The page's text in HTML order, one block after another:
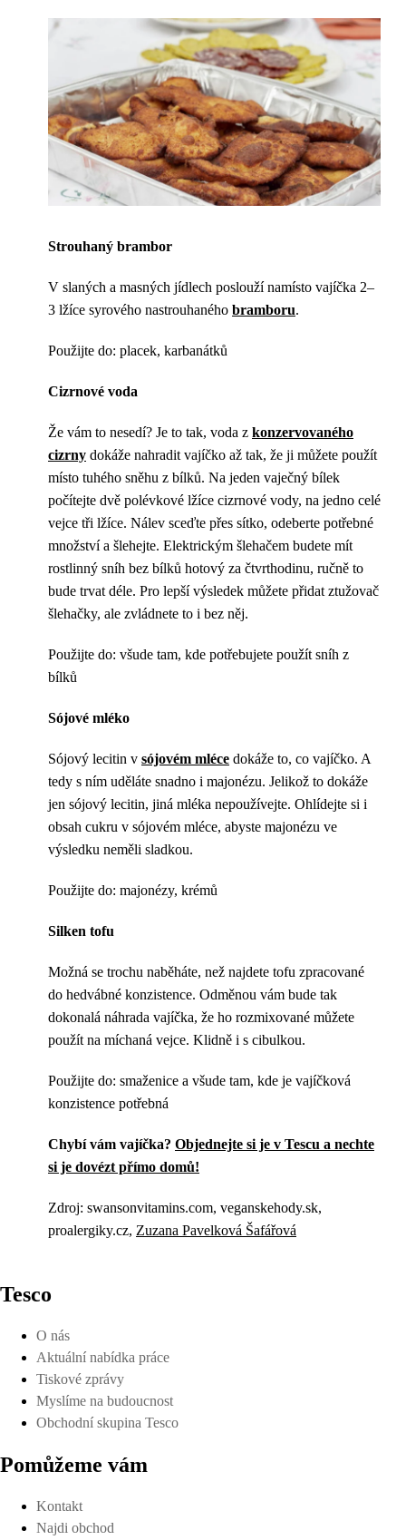
Strouhaný brambor
V slaných a masných jídlech poslouží namísto vajíčka 2–
3 lžíce syrového nastrouhaného bramboru.
Použijte do: placek, karbanátků
Cizrnové voda
Že vám to nesedí? Je to tak, voda z konzervovaného
cizrny dokáže nahradit vajíčko až tak, že ji můžete použít
místo tuhého sněhu z bílků. Na jeden vaječný bílek
počítejte dvě polévkové lžíce cizrnové vody, na jedno celé
vejce tři lžíce. Nálev sceďte přes sítko, odeberte potřebné
množství a šlehejte. Elektrickým šlehačem budete mít
rostlinný sníh bez bílků hotový za čtvrthodinu, ručně to
bude trvat déle. Pro lepší výsledek můžete přidat ztužovač
šlehačky, ale zvládnete to i bez něj.
Použijte do: všude tam, kde potřebujete použít sníh z
bílků
Sójové mléko
Sójový lecitin v sójovém mléce dokáže to, co vajíčko. A
tedy s ním uděláte snadno i majonézu. Jelikož to dokáže
jen sójový lecitin, jiná mléka nepoužívejte. Ohlídejte si i
obsah cukru v sójovém mléce, abyste majonézu ve
výsledku neměli sladkou.
Použijte do: majonézy, krémů
Silken tofu
Možná se trochu naběháte, než najdete tofu zpracované
do hedvábné konzistence. Odměnou vám bude tak
dokonalá náhrada vajíčka, že ho rozmixované můžete
použít na míchaná vejce. Klidně i s cibulkou.
Použijte do: smaženice a všude tam, kde je vajíčková
konzistence potřebná
Chybí vám vajíčka? Objednejte si je v Tescu a nechte
si je dovézt přímo domů!
Zdroj: swansonvitamins.com, veganskehody.sk,
proalergiky.cz, Zuzana Pavelková Šafářová
Tesco
O nás
Aktuální nabídka práce
Tiskové zprávy
Myslíme na budoucnost
Obchodní skupina Tesco
Pomůžeme vám
Kontakt
Najdi obchod